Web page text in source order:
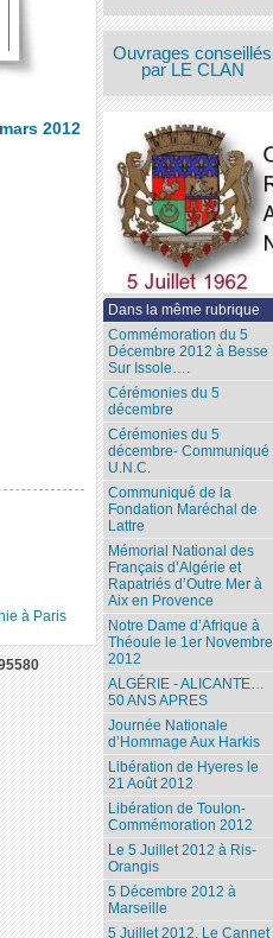
2012
à Paris
Ouvrages conseillés
par LE CLAN
Dans la même rubrique
Commémoration du 5
Décembre 2012 à Besse
Sur Issole….
Cérémonies du 5
décembre
Cérémonies du 5
décembre- Communiqué
U.N.C.
Communiqué de la
Fondation Maréchal de
Lattre
Mémorial National des
Français d’Algérie et
Rapatriés d’Outre Mer à
Aix en Provence
Notre Dame d’Afrique à
Théoule le 1er Novembre
2012
ALGÉRIE - ALICANTE…
50 ANS APRES
Journée Nationale
d’Hommage Aux Harkis
Libération de Hyeres le
21 Août 2012
Libération de Toulon-
Commémoration 2012
Le 5 Juillet 2012 à Ris-
Orangis
5 Décembre 2012 à
Marseille
5 Juillet 2012. Le Cannet